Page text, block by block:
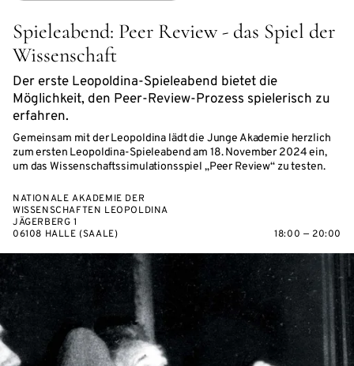
Spieleabend: Peer Review - das Spiel der
Wissenschaft
Der erste Leopoldina-Spieleabend bietet die
Möglichkeit, den Peer-Review-Prozess spielerisch zu
erfahren.
Gemeinsam mit der Leopoldina lädt die Junge Akademie herzlich
zum ersten Leopoldina-Spieleabend am 18. November 2024 ein,
um das Wissenschaftssimulationsspiel „Peer Review“ zu testen.
NATIONALE AKADEMIE DER
WISSENSCHAFTEN LEOPOLDINA
JÄGERBERG 1
06108 HALLE (SAALE)
18:00 — 20:00